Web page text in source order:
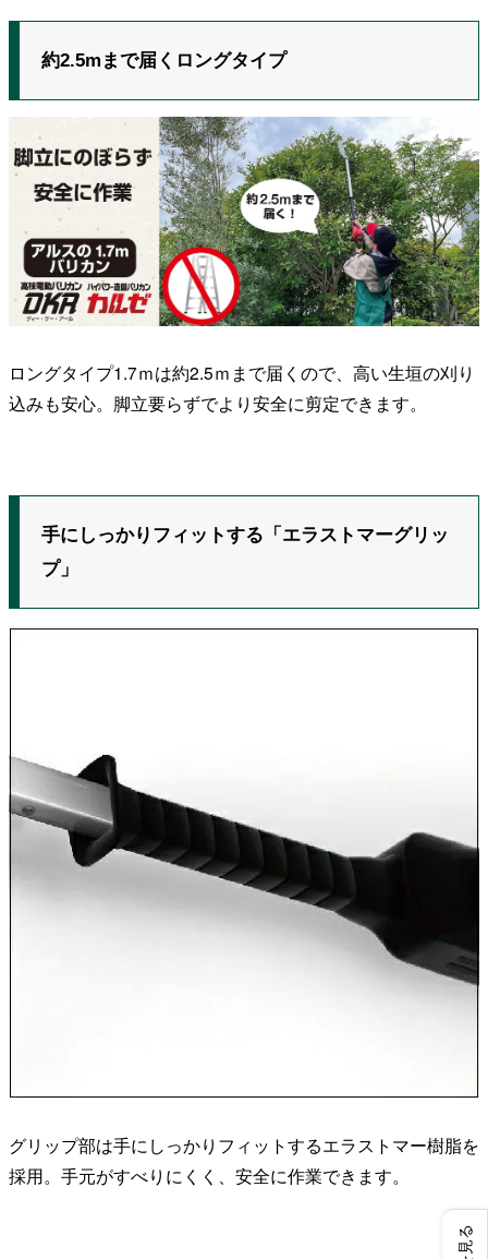
約2.5mまで届くロングタイプ
ロングタイプ1.7ｍは約2.5ｍまで届くので、高い生垣の刈り
込みも安心。脚立要らずでより安全に剪定できます。
手にしっかりフィットする「エラストマーグリッ
プ」
グリップ部は手にしっかりフィットするエラストマー樹脂を
採用。手元がすべりにくく、安全に作業できます。